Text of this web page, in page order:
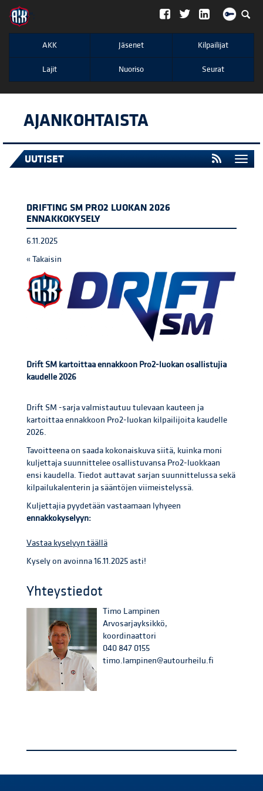
";
AKK Jäsenet Kilpailijat
Lajit Nuoriso Seurat
AJANKOHTAISTA
UUTISET
DRIFTING SM PRO2 LUOKAN 2026
ENNAKKOKYSELY
6.11.2025
« Takaisin
Drift SM kartoittaa ennakkoon Pro2-luokan osallistujia
kaudelle 2026
Drift SM -sarja valmistautuu tulevaan kauteen ja
kartoittaa ennakkoon Pro2-luokan kilpailijoita kaudelle
2026.
Tavoitteena on saada kokonaiskuva siitä, kuinka moni
kuljettaja suunnittelee osallistuvansa Pro2-luokkaan
ensi kaudella. Tiedot auttavat sarjan suunnittelussa sekä
kilpailukalenterin ja sääntöjen viimeistelyssä.
Kuljettajia pyydetään vastaamaan lyhyeen
ennakkokyselyyn:
Vastaa kyselyyn täällä
Kysely on avoinna 16.11.2025 asti!
Yhteystiedot
Timo Lampinen
Arvosarjayksikkö,
koordinaattori
040 847 0155
timo.lampinen@autourheilu.fi